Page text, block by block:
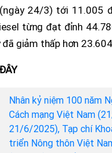
24/3) tới 11.005
từng đạt đỉnh
đã giảm thấp hơn
Nhân kỷ niệm 100 năm
Cách mạng Việt Nam
21/6/2025), Tạp chí
triển Nông thôn Việt